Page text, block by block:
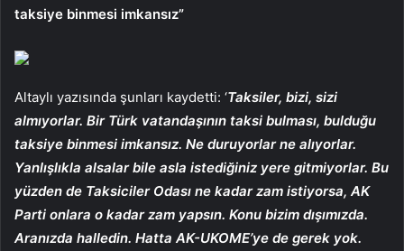
taksiye binmesi imkansız”
Altaylı yazısında şunları kaydetti: ‘Taksiler, bizi, sizi
almıyorlar. Bir Türk vatandaşının taksi bulması, bulduğu
taksiye binmesi imkansız. Ne duruyorlar ne alıyorlar.
Yanlışlıkla alsalar bile asla istediğiniz yere gitmiyorlar. Bu
yüzden de Taksiciler Odası ne kadar zam istiyorsa, AK
Parti onlara o kadar zam yapsın. Konu bizim dışımızda.
Aranızda halledin. Hatta AK-UKOME’ye de gerek yok.